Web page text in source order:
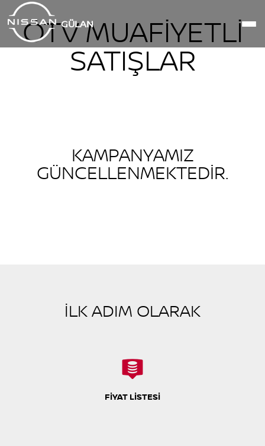
GÜLAN
ÖTV MUAFİYETLİ
SATIŞLAR
KAMPANYAMIZ
GÜNCELLENMEKTEDİR.
İLK ADIM OLARAK
FİYAT LİSTESİ